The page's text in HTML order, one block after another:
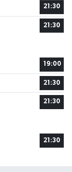
21:30
21:30
19:00
21:30
21:30
21:30